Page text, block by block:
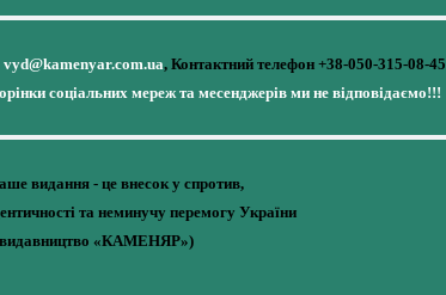
vyd@kamenyar.com.ua, Контактний телефон +38-050-315-08-45
соціальних мереж та месенджерів ми не відповідаємо!!!
видання - це внесок у спротив,
та неминучу перемогу України
«КАМЕНЯР»)